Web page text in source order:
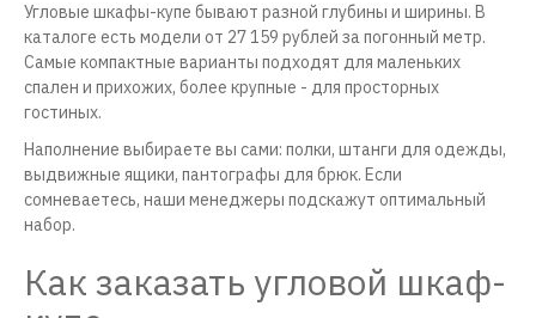
Угловые шкафы-купе бывают разной глубины и ширины. В
каталоге есть модели от 27 159 рублей за погонный метр.
Самые компактные варианты подходят для маленьких
спален и прихожих, более крупные - для просторных
гостиных.
Наполнение выбираете вы сами: полки, штанги для одежды,
выдвижные ящики, пантографы для брюк. Если
сомневаетесь, наши менеджеры подскажут оптимальный
набор.
Как заказать угловой шкаф-